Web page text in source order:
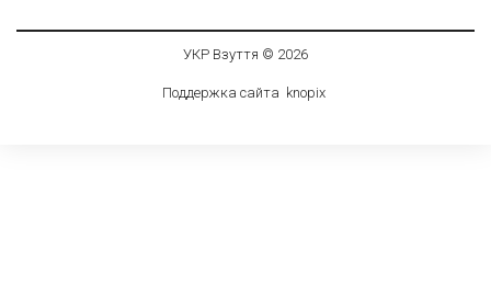
УКР Взуття © 2026
Поддержка сайта knopix